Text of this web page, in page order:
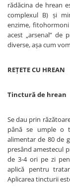
rădăcina de hrean
complexul B) şi
enzime,
acest „arsenal” de
diverse, aşa cum
REŢETE CU HREAN
Tinctură de hrean
Se dau prin
până se umple o
alimentar de 80 de
presând amestecul
de 3-4 ori pe zi
aplică pentru
Aplicarea tincturii